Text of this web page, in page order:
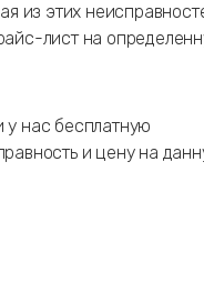
из этих
лист на
у нас бесплатную
и цену на